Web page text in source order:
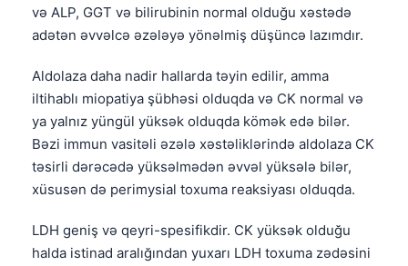
və ALP, GGT və bilirubinin normal olduğu xəstədə
adətən əvvəlcə əzələyə yönəlmiş düşüncə lazımdır.
Aldolaza daha nadir hallarda təyin edilir, amma
iltihablı miopatiya şübhəsi olduqda və CK normal və
ya yalnız yüngül yüksək olduqda kömək edə bilər.
Bəzi immun vasitəli əzələ xəstəliklərində aldolaza CK
təsirli dərəcədə yüksəlmədən əvvəl yüksələ bilər,
xüsusən də perimysial toxuma reaksiyası olduqda.
LDH geniş və qeyri-spesifikdir. CK yüksək olduğu
halda istinad aralığından yuxarı LDH toxuma zədəsini
Basa Jawa
Cebuano
ئۇيغۇرچە
Кыргызча
Татар теле
Беларуская мова
Esperanto
Ślōnskŏ gŏdka